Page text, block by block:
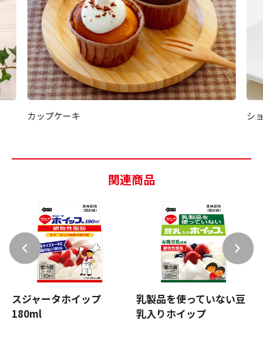
カップケーキ シ
関連商品
スジャータホイップ
180ml
乳製品を使っていない豆
乳入りホイップ